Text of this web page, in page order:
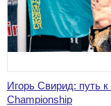
Игорь Свирид: путь
Championship